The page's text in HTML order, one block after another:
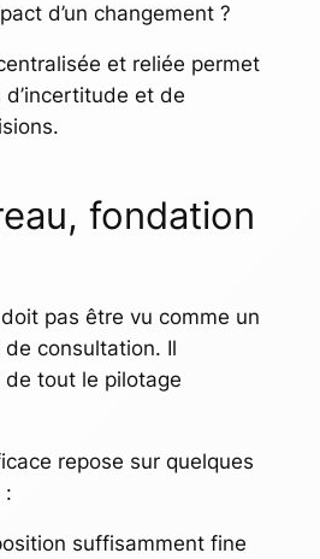
d’un changement ?
et reliée permet
d’incertitude et de
fondation
pas être vu comme un
consultation. Il
tout le pilotage
repose sur quelques
:
suffisamment fine